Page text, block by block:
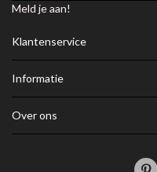
Meld je aan!
Klantenservice
Informatie
Over ons